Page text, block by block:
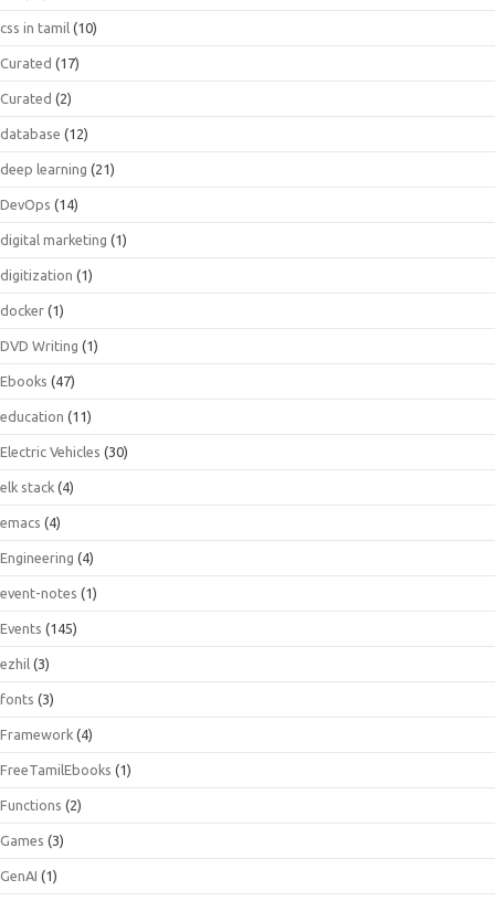
css in tamil (10)
Curated (17)
Curated (2)
database (12)
deep learning (21)
DevOps (14)
digital marketing (1)
digitization (1)
docker (1)
DVD Writing (1)
Ebooks (47)
education (11)
Electric Vehicles (30)
elk stack (4)
emacs (4)
Engineering (4)
event-notes (1)
Events (145)
ezhil (3)
fonts (3)
Framework (4)
FreeTamilEbooks (1)
Functions (2)
Games (3)
GenAI (1)